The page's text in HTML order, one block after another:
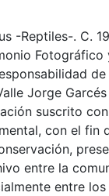
-Reptiles-. C.
Fotográfico
Jorge
suscrito
con el fin
entre la
entre